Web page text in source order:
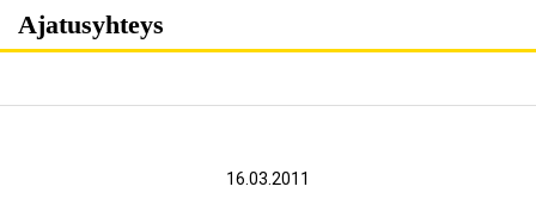
Skip
Ajatusyhteys
16.03.2011